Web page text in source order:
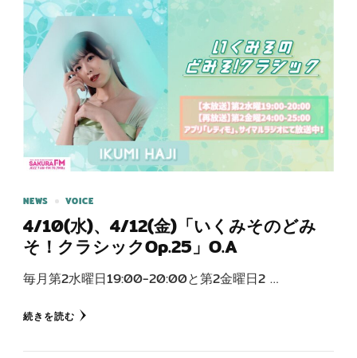
NEWS VOICE
4/10(水)、4/12(金)「いくみそのどみ
そ！クラシックOp.25」O.A
毎月第2水曜日19:00-20:00と第2金曜日2 …
続きを読む